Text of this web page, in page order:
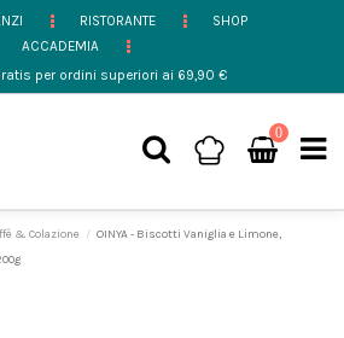
RISTORANTE
SHOP
ACCADEMIA
per ordini superiori ai 69,90 €
0
& Colazione
OINYA - Biscotti Vaniglia e Limone,